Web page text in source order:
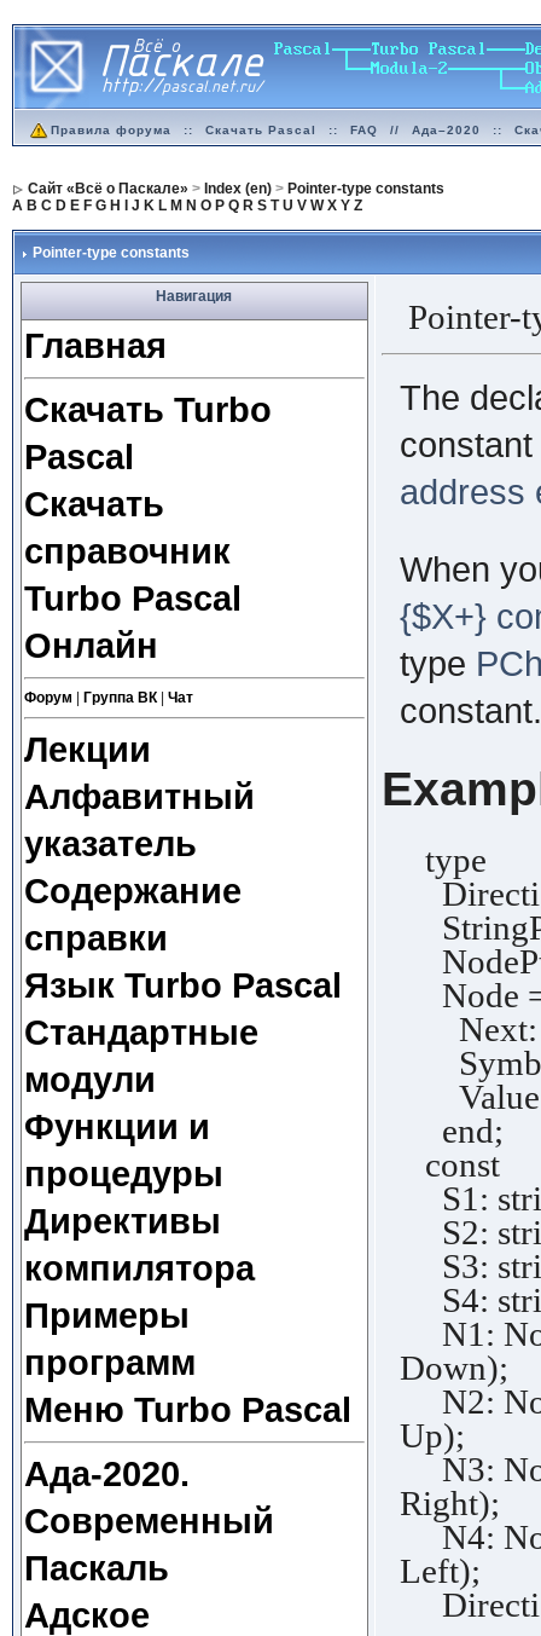
Правила форума :: Скачать Pascal :: FAQ // Ада–2020 ::
Сайт «Всё о Паскале» > Index (en)> Pointer-type constants
A B C D E F G H J K L M N O P Q R S T U V W X Y Z
Pointer-type constants
Навигация
Главная
Скачать Turbo
Pascal
Скачать
справочник
Turbo Pascal
Онлайн
Форум Группа ВК| Чат
Лекции
Алфавитный
указатель
Содержание
справки
Язык Turbo Pascal
Стандартные
модули
Функции и
процедуры
Директивы
компилятора
Примеры
программ
Меню Turbo Pascal
Ада-2020.
Современный
Паскаль
Адское
Pointer-
The
address
When
{$X+}
type
constant.
type
Node
Next:
Value:
end;
const
S1:
S2:
S3:
S4:
N1:
Down);
N2:
Up);
N3:
Right);
N4:
Left);